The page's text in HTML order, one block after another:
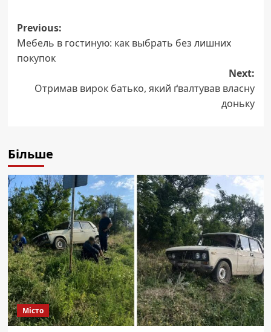
Post
navigation
Previous:
Мебель в гостиную: как выбрать без лишних
покупок
Next:
Отримав вирок батько, який ґвалтував власну
доньку
Більше
Місто